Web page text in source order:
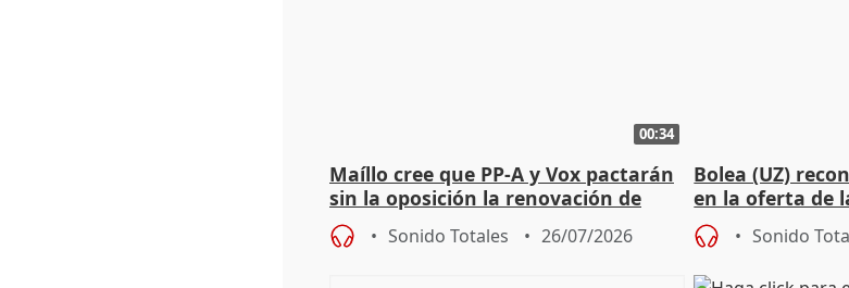
00:34
Maíllo cree que PP-A y Vox pactarán
sin la oposición la renovación de
órganos como el Defensor
Sonido Totales 26/07/2026
Bolea (UZ)
en la oferta de
privadas
Sonido